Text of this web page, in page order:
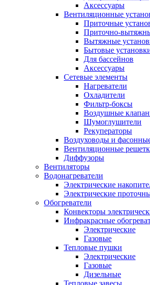
Аксессуары
Вентиляционные
Приточные
Приточно-
Вытяжные
Бытовые
Для бассейнов
Аксессуары
Сетевые элементы
Нагреватели
Охладители
Фильтр-боксы
Воздушные
Шумоглушители
Рекуператоры
Воздуховоды и
Вентиляционные
Диффузоры
Вентиляторы
Водонагреватели
Электрические
Электрические
Обогреватели
Конвекторы
Инфракрасные
Электрические
Газовые
Тепловые пушки
Электрические
Газовые
Дизельные
Тепловые завесы